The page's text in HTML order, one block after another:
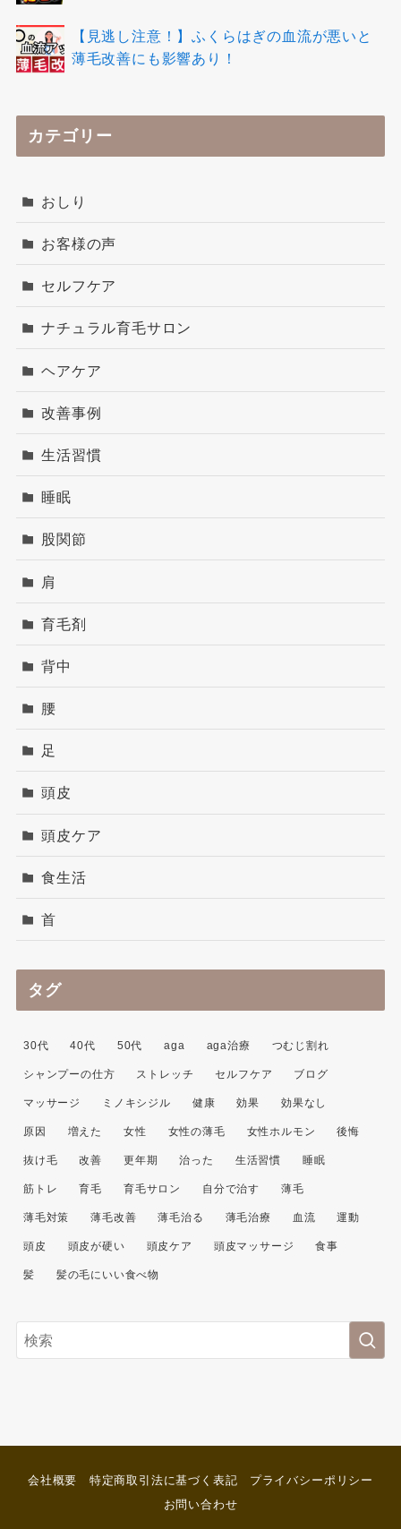
【見逃し注意！】ふくらはぎの血流が悪いと
薄毛改善にも影響あり！
カテゴリー
おしり
お客様の声
セルフケア
ナチュラル育毛サロン
ヘアケア
改善事例
生活習慣
睡眠
股関節
肩
育毛剤
背中
腰
足
頭皮
頭皮ケア
食生活
首
タグ
30代 40代 50代 aga aga治療 つむじ割れ
シャンプーの仕方 ストレッチ セルフケア ブログ
マッサージ ミノキシジル 健康 効果 効果なし
原因 増えた 女性 女性の薄毛 女性ホルモン 後悔
抜け毛 改善 更年期 治った 生活習慣 睡眠
筋トレ 育毛 育毛サロン 自分で治す 薄毛
薄毛対策 薄毛改善 薄毛治る 薄毛治療 血流 運動
頭皮 頭皮が硬い 頭皮ケア 頭皮マッサージ 食事
髪 髪の毛にいい食べ物
会社概要 特定商取引法に基づく表記
プライバシーポリシー
お問い合わせ